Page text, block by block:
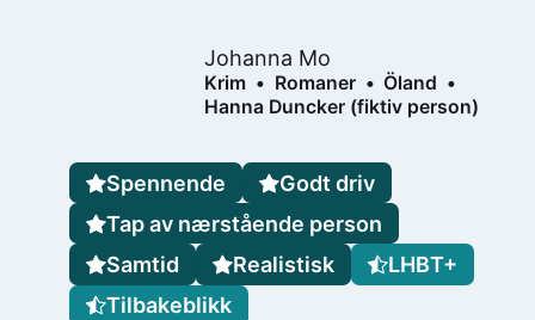
Johanna Mo
Krim Romaner
Öland
Hanna Duncker (fiktiv person)
Spennende
Godt driv
Tap av nærstående person
Samtid
Realistisk
LHBT+
Tilbakeblikk